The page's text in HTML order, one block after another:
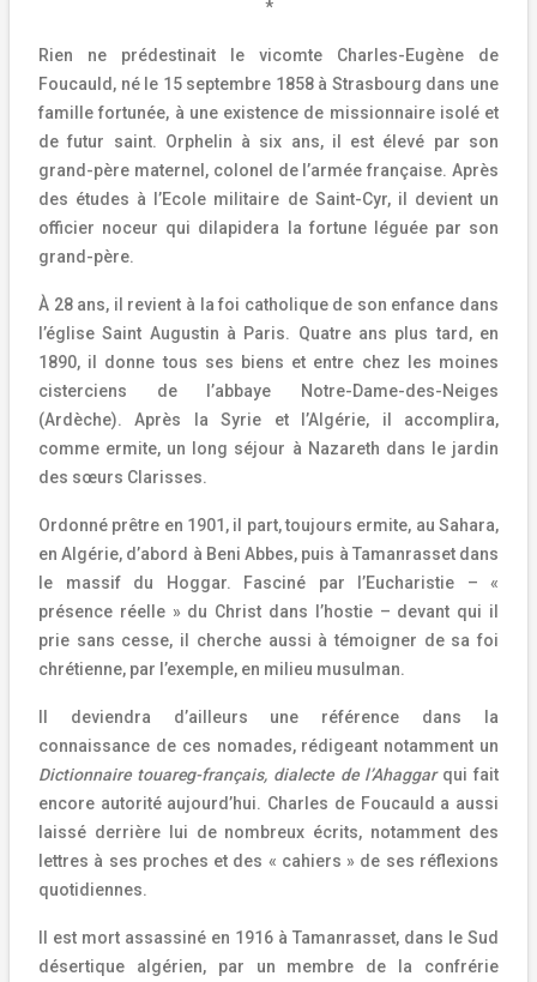
*
Rien ne prédestinait le vicomte Charles-Eugène de
Foucauld, né le 15 septembre 1858 à Strasbourg dans une
famille fortunée, à une existence de missionnaire isolé et
de futur saint. Orphelin à six ans, il est élevé par son
grand-père maternel, colonel de l’armée française. Après
des études à l’Ecole militaire de Saint-Cyr, il devient un
officier noceur qui dilapidera la fortune léguée par son
grand-père.
À 28 ans, il revient à la foi catholique de son enfance dans
l’église Saint Augustin à Paris. Quatre ans plus tard, en
1890, il donne tous ses biens et entre chez les moines
cisterciens de l’abbaye Notre-Dame-des-Neiges
(Ardèche). Après la Syrie et l’Algérie, il accomplira,
comme ermite, un long séjour à Nazareth dans le jardin
des sœurs Clarisses.
Ordonné prêtre en 1901, il part, toujours ermite, au Sahara,
en Algérie, d’abord à Beni Abbes, puis à Tamanrasset dans
le massif du Hoggar. Fasciné par l’Eucharistie – «
présence réelle » du Christ dans l’hostie – devant qui il
prie sans cesse, il cherche aussi à témoigner de sa foi
chrétienne, par l’exemple, en milieu musulman.
Il deviendra d’ailleurs une référence dans la
connaissance de ces nomades, rédigeant notamment un
Dictionnaire touareg-français, dialecte de l’Ahaggarqui fait
encore autorité aujourd’hui. Charles de Foucauld a aussi
laissé derrière lui de nombreux écrits, notamment des
lettres à ses proches et des « cahiers » de ses réflexions
quotidiennes.
Il est mort assassiné en 1916 à Tamanrasset, dans le Sud
désertique algérien, par un membre de la confrérie